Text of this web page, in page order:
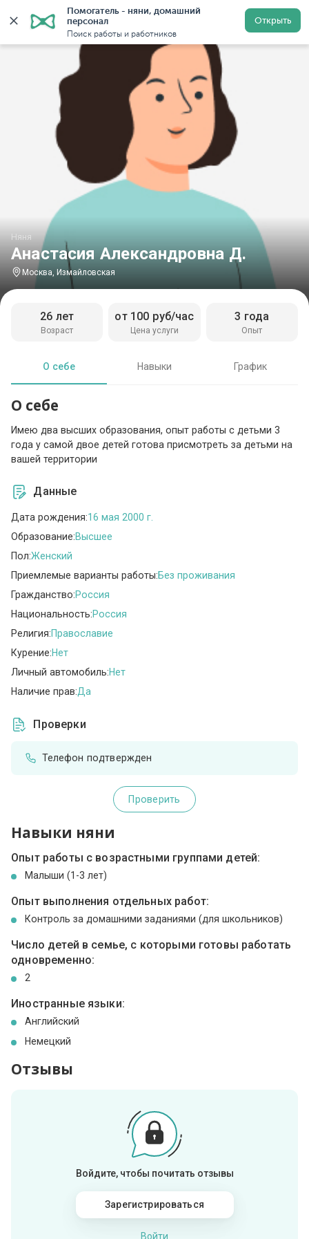
Помогатель - няни, домашний
персонал
Поиск работы и работников
Открыть
Главная Няни Няни в Москве Няни у метро
Анастасия Александровна Д.
Няня
Москва, Измайловская
Возраст
26 лет
Цена услуги
от 100 руб/час
Опыт
3 года
О себе Навыки График
О себе
Имею два высших образования, опыт работы с детьми 3
года у самой двое детей готова присмотреть за детьми на
вашей территории
Данные
Дата рождения:16 мая 2000 г.
Образование:Высшее
Пол:Женский
Приемлемые варианты работы:Без проживания
Гражданство:Россия
Национальность:Россия
Религия:Православие
Курение:Нет
Личный автомобиль:Нет
Наличие прав:Да
Проверки
Телефон подтвержден
Проверить
Навыки няни
Опыт работы с возрастными группами детей:
Малыши (1-3 лет)
Опыт выполнения отдельных работ:
Контроль за домашними заданиями (для школьников)
Число детей в семье, с которыми готовы работать
одновременно:
2
Иностранные языки:
Английский
Немецкий
Отзывы
Войдите, чтобы почитать отзывы
Зарегистрироваться
Войти